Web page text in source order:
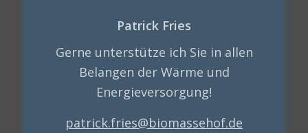
Patrick Fries
Gerne unterstütze ich Sie in allen
Belangen der Wärme und
Energieversorgung!
patrick.fries@biomassehof.de